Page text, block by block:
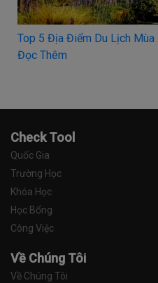
Top 5 Địa Điểm Du Lịch Mùa
Đọc Thêm
Check Tool
Quốc Gia
Trường Học
Khóa Học
Học Bổng
Công Việc
Về Chúng Tôi
Về Chúng Tôi